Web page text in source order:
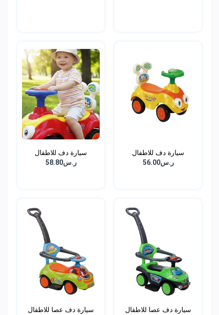
سيارة دف للاطفال
ر.س56.00
سيارة دف للاطفال
ر.س58.80
سيارة دف عصا للاطفال سيارة دف عصا للاطفال